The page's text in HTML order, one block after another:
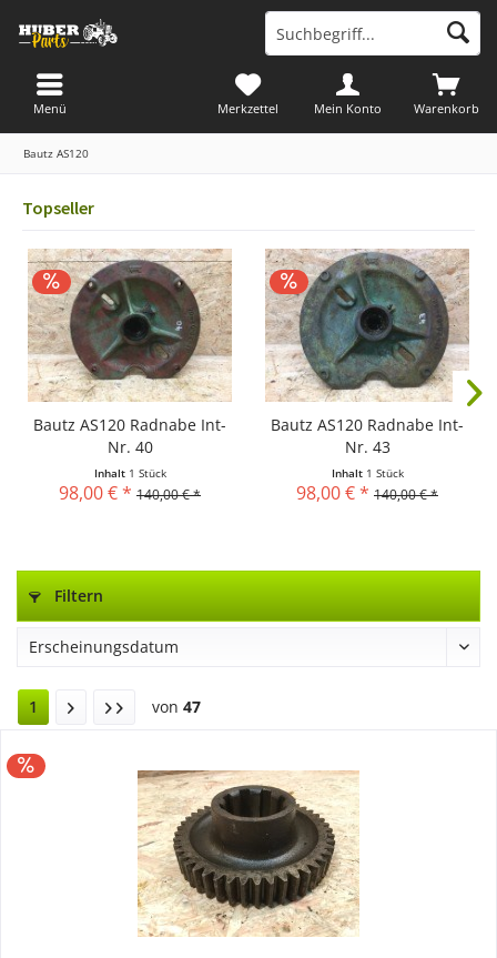
Warenkorb
Merkzettel Mein Konto
Menü
Bautz AS120
Topseller
Bautz AS120 Radnabe Int-
Nr. 40
Inhalt 1 Stück
98,00 € * 140,00 € *
Bautz AS120 Radnabe Int-
Nr. 43
Inhalt 1 Stück
98,00 € * 140,00 € *
Filtern
1 von 47